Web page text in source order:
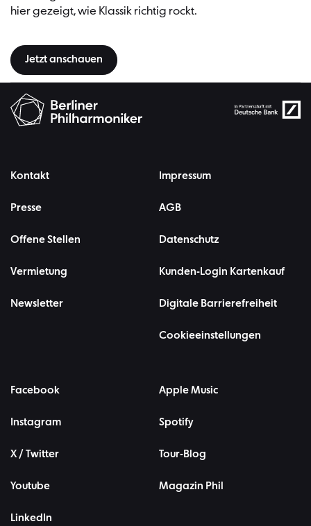
hier gezeigt, wie Klassik richtig rockt.
Jetzt anschauen
Kontakt
Presse
Offene Stellen
Vermietung
Newsletter
Impressum
AGB
Datenschutz
Kunden-Login Kartenkauf
Digitale Barrierefreiheit
Cookieeinstellungen
Facebook
Instagram
X / Twitter
Youtube
LinkedIn
Apple Music
Spotify
Tour-Blog
Magazin Phil